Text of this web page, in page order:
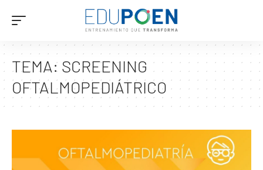
TEMA: SCREENING
OFTALMOPEDIÁTRICO